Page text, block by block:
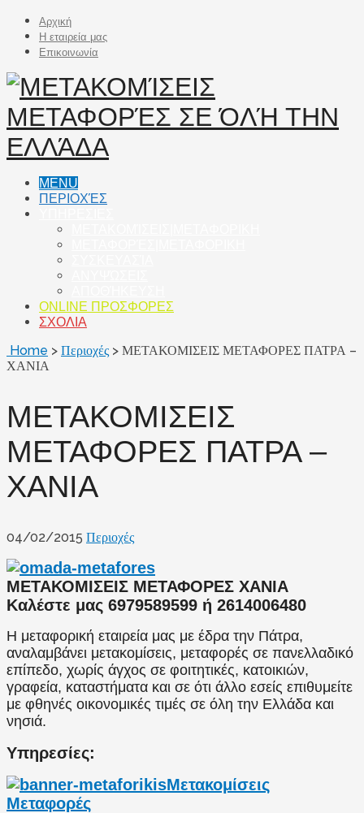
Αρχική
Η εταιρεία μας
Επικοινωνία
MENU
ΠΕΡΙΟΧΈΣ
ONLINE ΠΡΟΣΦΟΡΕΣ
ΣΧΟΛΙΑ
Home > Περιοχές > ΜΕΤΑΚΟΜΙΣΕΙΣ ΜΕΤΑΦΟΡΕΣ ΠΑΤΡΑ –
ΧΑΝΙΑ
ΜΕΤΑΚΟΜΙΣΕΙΣ
ΜΕΤΑΦΟΡΕΣ ΠΑΤΡΑ –
ΧΑΝΙΑ
04/02/2015 Περιοχές
ΜΕΤΑΚΟΜΙΣΕΙΣ ΜΕΤΑΦΟΡΕΣ ΧΑΝΙΑ
Καλέστε μας 6979589599 ή 2614006480
Η μεταφορική εταιρεία μας με έδρα την Πάτρα,
αναλαμβάνει μετακομίσεις, μεταφορές σε πανελλαδικό
επίπεδο, χωρίς άγχος σε φοιτητικές, κατοικιών,
γραφεία, καταστήματα και σε ότι άλλο εσείς επιθυμείτε
με φθηνές οικονομικές τιμές σε όλη την Ελλάδα και
νησιά.
Υπηρεσίες:
Μετακομίσεις
Μεταφορές